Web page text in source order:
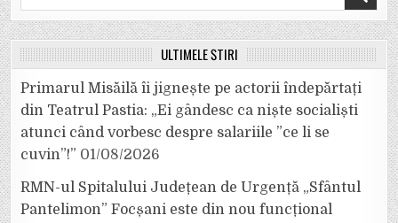
for:
ULTIMELE ȘTIRI
Primarul Misăilă îi jignește pe actorii îndepărtați
din Teatrul Pastia: „Ei gândesc ca niște socialiști
atunci când vorbesc despre salariile ”ce li se
cuvin”!” 01/08/2026
RMN-ul Spitalului Județean de Urgență „Sfântul
Pantelimon” Focșani este din nou funcțional